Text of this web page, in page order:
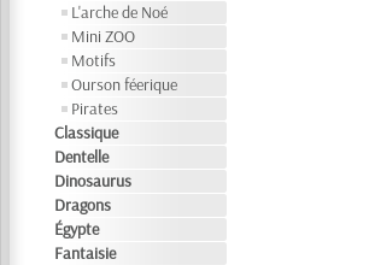
L'arche de Noé
Mini ZOO
Motifs
Ourson féerique
Pirates
Classique
Dentelle
Dinosaurus
Dragons
Égypte
Fantaisie